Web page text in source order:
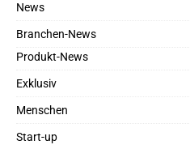
News
Branchen-News
Produkt-News
Exklusiv
Menschen
Start-up